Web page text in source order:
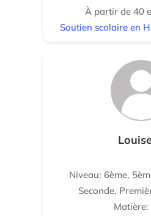
À partir de 40
Soutien scolaire en
Niveau: 6ème,
Seconde,
Matière: